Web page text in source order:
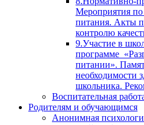
Мероприятия
питания. Акты
контролю
9.Участие в
программе
питании».
необходимости
школьника.
Воспитательная
Родителям и обучающимся
Анонимная